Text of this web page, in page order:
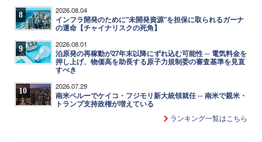
8 2026.08.04
インフラ開発のために"未開発資源"を担保に取られるガーナ
の運命【チャイナリスクの死角】
9 2026.08.01
泊原発の再稼動が27年末以降にずれ込む可能性 ─ 電気料金を
押し上げ、物価高を助長する原子力規制委の審査基準を見直
すべき
10 2026.07.29
南米ペルーでケイコ・フジモリ新大統領就任 ─ 南米で親米・
トランプ支持政権が増えている
ランキング一覧はこちら